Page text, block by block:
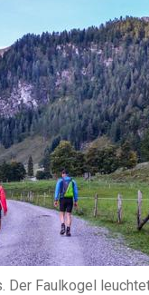
Faulkogel